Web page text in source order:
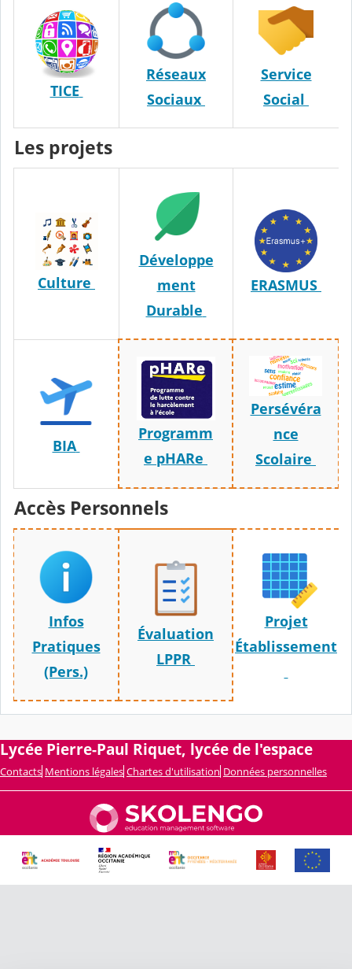
TICE
Réseaux
Sociaux
Service
Social
Les projets
Culture
Développe
ment
Durable
ERASMUS
BIA
Programm
e pHARe
Persévéra
nce
Scolaire
Accès Personnels
Infos
Pratiques
(Pers.)
Évaluation
LPPR
Projet
Établissement
Lycée Pierre-Paul Riquet, lycée de l'espace
Contacts Mentions légales Chartes d'utilisation Données personnelles